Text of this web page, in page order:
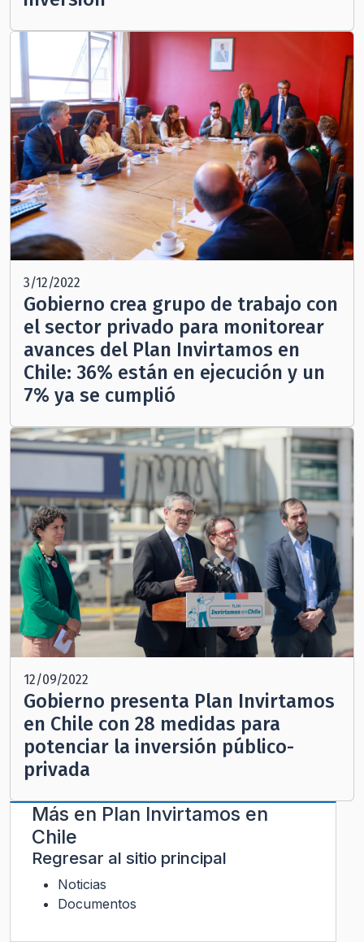
3/12/2022
Gobierno crea grupo de trabajo con
el sector privado para monitorear
avances del Plan Invirtamos en
Chile: 36% están en ejecución y un
7% ya se cumplió
12/09/2022
Gobierno presenta Plan Invirtamos
en Chile con 28 medidas para
potenciar la inversión público-
privada
Más en Plan Invirtamos en
Chile
Regresar al sitio principal
Noticias
Documentos